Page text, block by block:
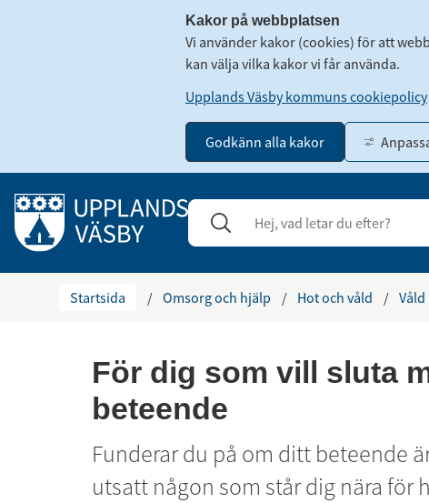
Kakor på webbplatsen
Vi använder kakor (cookies) för att
kan välja vilka kakor vi får använda.
Upplands Väsby kommuns cookiepolicy
Godkänn alla kakor
Gå till innehåll
Sök
Startsida / Omsorg och hjälp / Hot och våld /
För dig som vill sluta
beteende
Funderar du på om ditt beteende
utsatt någon som står dig nära för